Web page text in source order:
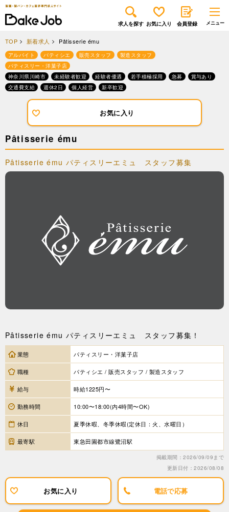
求人を探す お気に入り 会員登録
TOP 新着求人 Pâtisserie ému
アルバイト パティシエ 販売スタッフ
製造スタッフ
パティスリー・洋菓子店
神奈川県川崎市
未経験者歓迎 経験者優遇 若手積極採用 急募
賞与あり
交通費支給
週休2日 個人経営 新卒歓迎
お気に入り
Pâtisserie ému
Pâtisserie ému パティスリーエミュ スタッフ募集
Pâtisserie ému パティスリーエミュ スタッフ募集！
業態 パティスリー・洋菓子店
職種 パティシエ / 販売スタッフ / 製造スタッフ
給与 時給1225円〜
勤務時間 10:00〜18:00(内4時間〜OK)
休日 夏季休暇、冬季休暇(定休日：火、水曜日）
最寄駅 東急田園都市線鷺沼駅
掲載期間：2026/09/09まで
更新日付：2026/08/08
お気に入り 電話で応募